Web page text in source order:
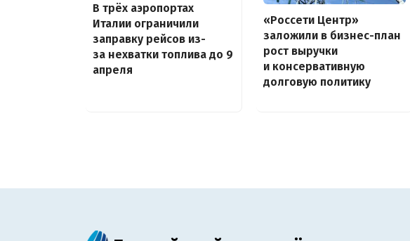
В трёх аэропортах
Италии ограничили
заправку рейсов из-
за нехватки топлива до 9
апреля
«Россети Центр»
заложили в бизнес-план
рост выручки
и консервативную
долговую политику